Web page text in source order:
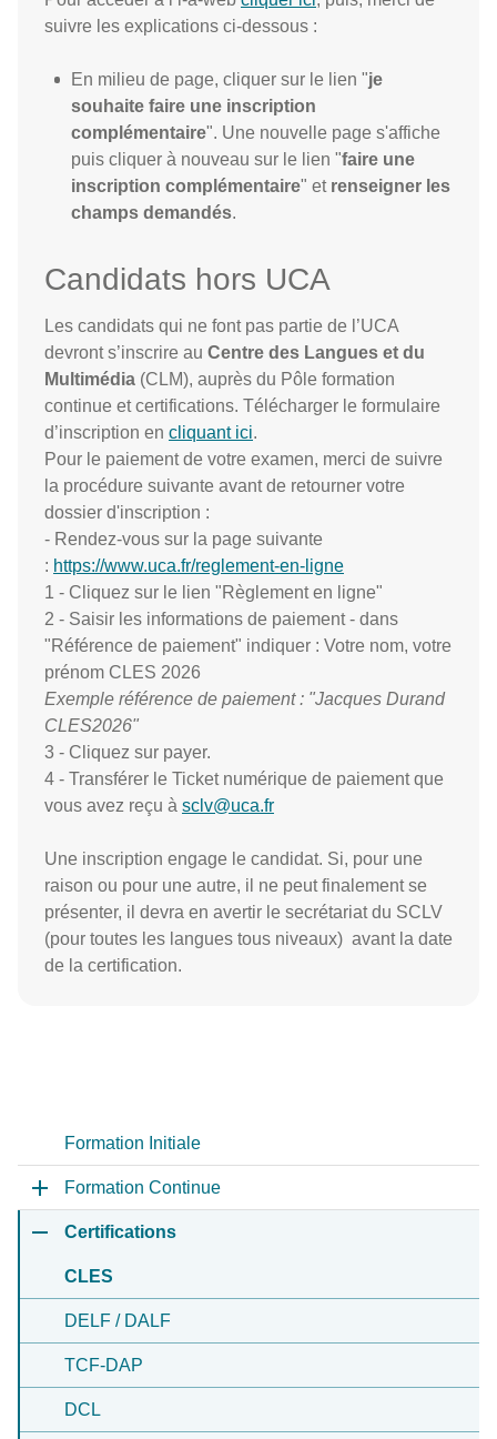
suivre les explications ci-dessous :
En milieu de page, cliquer sur le lien "je
souhaite faire une inscription
complémentaire". Une nouvelle page s'affiche
puis cliquer à nouveau sur le lien "faire une
inscription complémentaire" et renseigner les
champs demandés.
Candidats hors UCA
Les candidats qui ne font pas partie de l’UCA
devront s’inscrire au Centre des Langues et du
Multimédia (CLM), auprès du Pôle formation
continue et certifications. Télécharger le formulaire
d’inscription en cliquant ici.
Pour le paiement de votre examen, merci de suivre
la procédure suivante avant de retourner votre
dossier d'inscription :
- Rendez-vous sur la page suivante
: https://www.uca.fr/reglement-en-ligne
1 - Cliquez sur le lien "Règlement en ligne"
2 - Saisir les informations de paiement - dans
"Référence de paiement" indiquer : Votre nom, votre
prénom CLES 2026
Exemple référence de paiement : "Jacques Durand
CLES2026"
3 - Cliquez sur payer.
4 - Transférer le Ticket numérique de paiement que
vous avez reçu à sclv@uca.fr
Une inscription engage le candidat. Si, pour une
raison ou pour une autre, il ne peut finalement se
présenter, il devra en avertir le secrétariat du SCLV
(pour toutes les langues tous niveaux) avant la date
de la certification.
Formation Initiale
Formation Continue
Certifications
CLES
DELF / DALF
TCF-DAP
DCL